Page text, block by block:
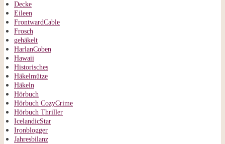
Decke
Eileen
FrontwardCable
Frosch
gehäkelt
HarlanCoben
Hawaii
Historisches
Häkelmütze
Häkeln
Hörbuch
Hörbuch CozyCrime
Hörbuch Thriller
IcelandicStar
Ironblogger
Jahresbilanz